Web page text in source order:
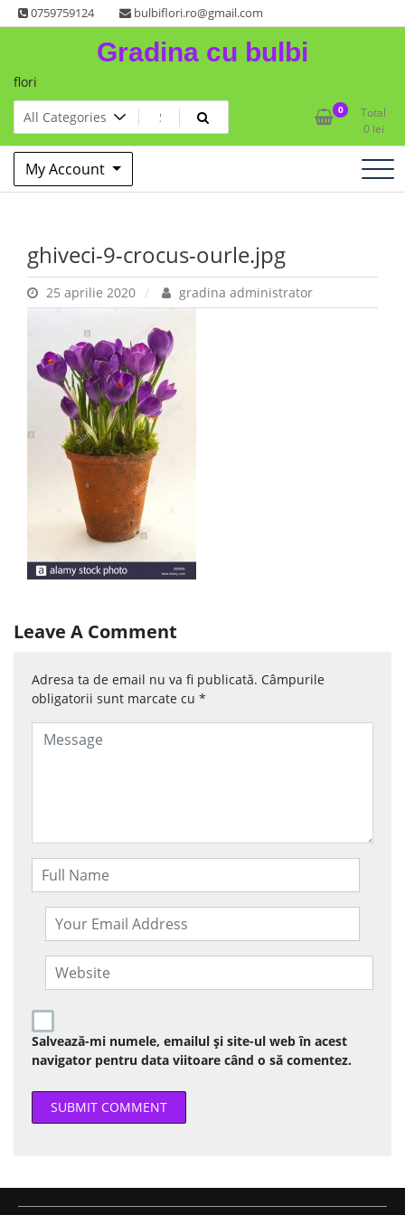
Skip
to
0759759124 bulbiflori.ro@gmail.com
Gradina cu bulbi
flori
0
Total
0 lei
My Account
ghiveci-9-crocus-ourle.jpg
25 aprilie 2020 gradina administrator
Leave A Comment
Adresa ta de email nu va fi publicată. Câmpurile
obligatorii sunt marcate cu *
Salvează-mi numele, emailul și site-ul web în acest
navigator pentru data viitoare când o să comentez.